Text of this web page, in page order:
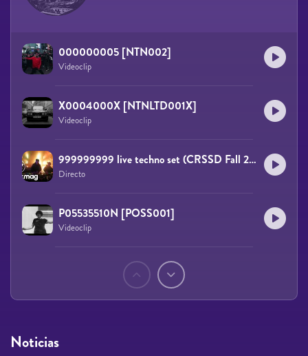
Noticias
000000005 [NTN002]
Videoclip
X0004000X [NTNLTD001X]
Videoclip
999999999 live techno set (CRSSD Fall 2019)
Directo
P05535510N [POSS001]
Videoclip